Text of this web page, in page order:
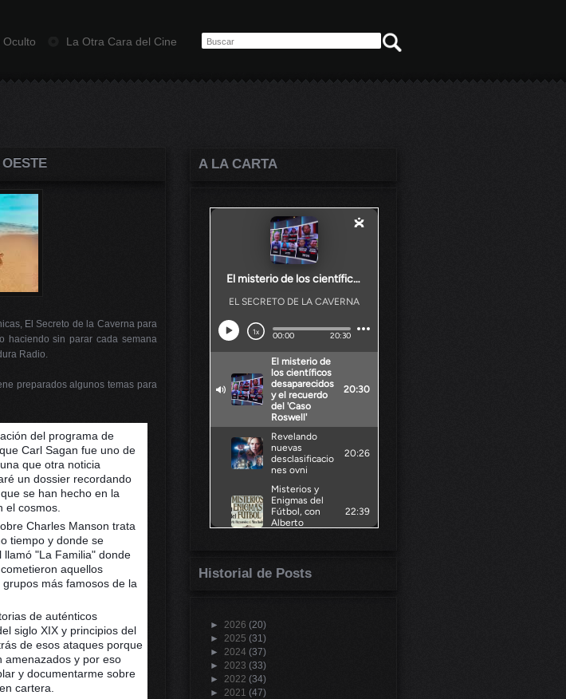
Oculto La Otra Cara del Cine
El Secreto de la Caverna para
haciendo sin parar cada semana
Radio.
preparados algunos temas para
del programa de
Carl Sagan fue uno de
que otra noticia
un dossier recordando
se han hecho en la
el cosmos.
Charles Manson trata
tiempo y donde se
llamó "La Familia" donde
aquellos
más famosos de la
de auténticos
siglo XIX y principios del
de esos ataques porque
amenazados y por eso
y documentarme sobre
cartera.
A LA CARTA
Historial de Posts
► 2026 (20)
► 2025 (31)
► 2024 (37)
► 2023 (33)
► 2022 (34)
► 2021 (47)